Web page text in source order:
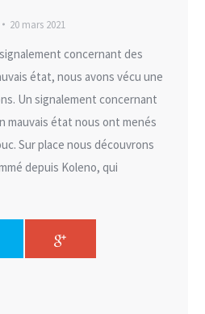
20 mars 2021
concernant des
état, nous avons vécu une
Un signalement concernant
mauvais état nous ont menés
Sur place nous découvrons
depuis Koleno, qui